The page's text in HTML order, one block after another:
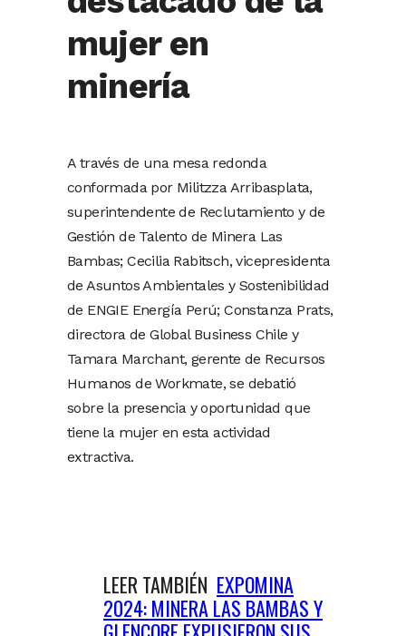
mujer en
minería
A través de una mesa redonda
conformada por Militzza Arribasplata,
superintendente de Reclutamiento y de
Gestión de Talento de Minera Las
Bambas; Cecilia Rabitsch, vicepresidenta
de Asuntos Ambientales y Sostenibilidad
de ENGIE Energía Perú; Constanza Prats,
directora de Global Business Chile y
Tamara Marchant, gerente de Recursos
Humanos de Workmate, se debatió
sobre la presencia y oportunidad que
tiene la mujer en esta actividad
extractiva.
LEER TAMBIÉN EXPOMINA
2024: MINERA LAS BAMBAS Y